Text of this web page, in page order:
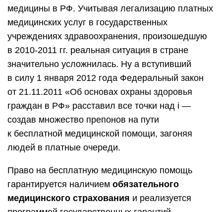
медицины в РФ. Учитывая легализацию платных
медицинских услуг в государственных
учреждениях здравоохранения, произошедшую
в 2010-2011 гг. реальная ситуация в стране
значительно усложнилась. Ну а вступивший
в силу 1 января 2012 года Федеральный закон
от 21.11.2011 «Об основах охраны здоровья
граждан в РФ» расставил все точки над i —
создав множество препонов на пути
к бесплатной медицинской помощи, загоняя
людей в платные очереди.
Право на бесплатную медицинскую помощь
гарантируется наличием обязательного
медицинского страхования и реализуется